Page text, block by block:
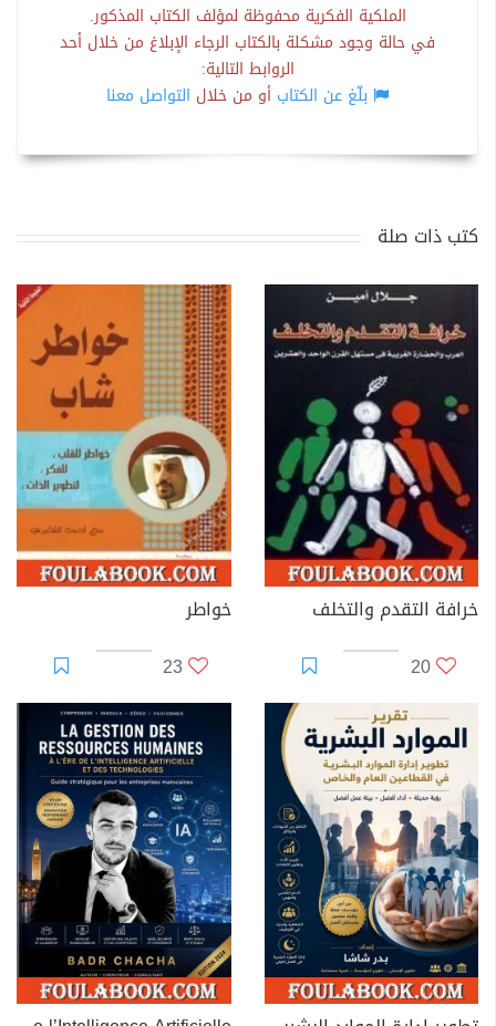
الملكية الفكرية محفوظة لمؤلف الكتاب المذكور.
في حالة وجود مشكلة بالكتاب الرجاء الإبلاغ من خلال أحد
الروابط التالية:
بلّغ عن الكتاب أو من خلال التواصل معنا
كتب ذات صلة
خرافة التقدم والتخلف
20
خواطر
23